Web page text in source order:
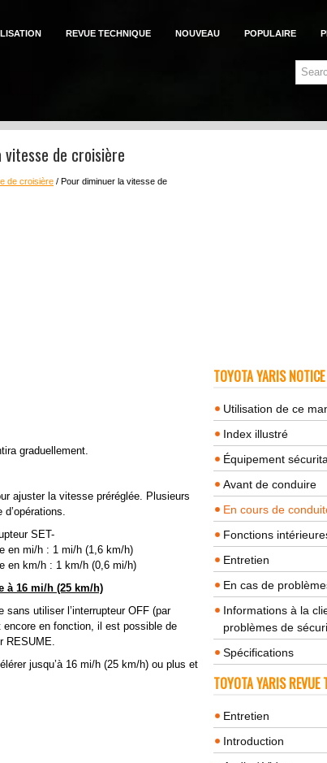
REVUE TECHNIQUE NOUVEAU POPULAIRE
de croisière
de croisière / Pour diminuer la vitesse de
graduellement.
ajuster la vitesse préréglée. Plusieurs
SET-
en mi/h : 1 mi/h (1,6 km/h)
en km/h : 1 km/h (0,6 mi/h)
à 16 mi/h (25 km/h)
utiliser l’interrupteur OFF (par
en fonction, il est possible de
RESUME.
jusqu’à 16 mi/h (25 km/h) ou plus et
TOYOTA YARIS
Utilisation de ce
Index illustré
Équipement
Avant de conduire
En cours de
Fonctions
Entretien
En cas de
Informations à la
problèmes de
Spécifications
TOYOTA YARIS REVUE
Entretien
Introduction